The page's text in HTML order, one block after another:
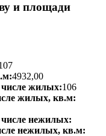
и площади
4932,00
жилых:106
жилых, кв.м:
нежилых:
нежилых, кв.м: